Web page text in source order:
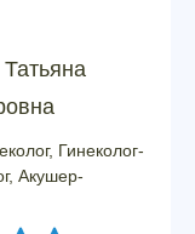
Гинеколог-
Акушер-